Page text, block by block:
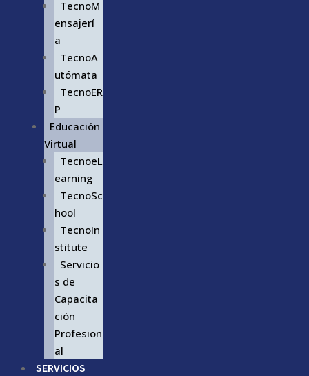
TecnoM
ensajerí
a
TecnoA
utómata
TecnoER
P
Educación
Virtual
TecnoeL
earning
TecnoSc
hool
TecnoIn
stitute
Servicio
s de
Capacita
ción
Profesion
al
SERVICIOS